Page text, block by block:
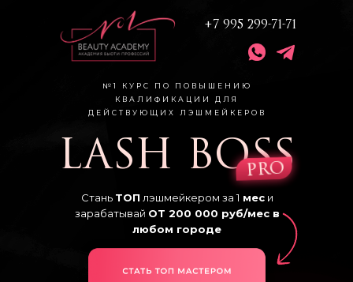
№1 КУРС ПО ПОВЫШЕНИЮ
КВАЛИФИКАЦИИ ДЛЯ
ДЕЙСТВУЮЩИХ ЛЭШМЕЙКЕРОВ
LASH BOSS
pro
Стань ТОП лэшмейкером за 1 меси
зарабатывай ОТ 200 000 руб/мес в
любом городе
+7 995 299-71-71